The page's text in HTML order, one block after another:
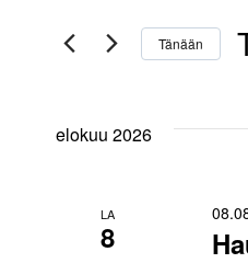
Tapahtumat
hakusanalla.
Tänään
elokuu 2026
LA
8